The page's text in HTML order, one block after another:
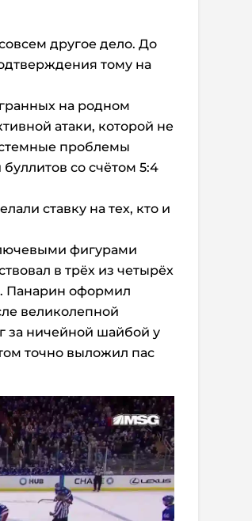
другое дело. До
тому на
на родном
атаки, которой не
проблемы
со счётом 5:4
ставку на тех, кто и
фигурами
в трёх из четырёх
Панарин оформил
великолепной
за ничейной шайбой у
точно выложил пас